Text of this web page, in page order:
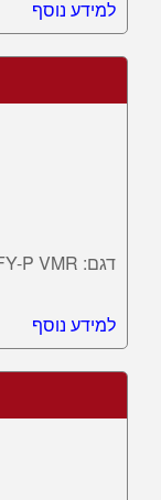
למידע נוסף
דגם: PEFY-P VMR
למידע נוסף